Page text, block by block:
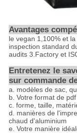
Avantages
le vegan 1,100% et
inspection standard
audits 3.Factory et
Entretenez le
sur commande
a. modèles de sac,
b. Votre format de
c. forme, taille,
d. manières de
chaud d'aluminium
e. Votre manière